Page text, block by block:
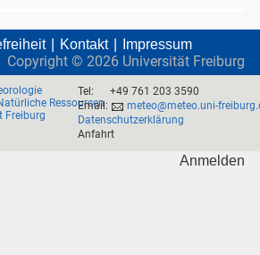
Kontakt Impressum
Copyright © 2026 Universität Freiburg
Ressourcen
Freiburg
Tel:
+49 761 203 3590
Email:
meteo@meteo.uni-
Datenschutzerklärung
Anfahrt
Anmelden